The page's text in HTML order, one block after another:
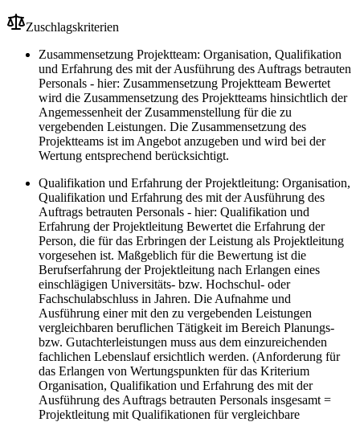
Zuschlagskriterien
Zusammensetzung Projektteam: Organisation, Qualifikation
und Erfahrung des mit der Ausführung des Auftrags betrauten
Personals - hier: Zusammensetzung Projektteam Bewertet
wird die Zusammensetzung des Projektteams hinsichtlich der
Angemessenheit der Zusammenstellung für die zu
vergebenden Leistungen. Die Zusammensetzung des
Projektteams ist im Angebot anzugeben und wird bei der
Wertung entsprechend berücksichtigt.
Qualifikation und Erfahrung der Projektleitung: Organisation,
Qualifikation und Erfahrung des mit der Ausführung des
Auftrags betrauten Personals - hier: Qualifikation und
Erfahrung der Projektleitung Bewertet die Erfahrung der
Person, die für das Erbringen der Leistung als Projektleitung
vorgesehen ist. Maßgeblich für die Bewertung ist die
Berufserfahrung der Projektleitung nach Erlangen eines
einschlägigen Universitäts- bzw. Hochschul- oder
Fachschulabschluss in Jahren. Die Aufnahme und
Ausführung einer mit den zu vergebenden Leistungen
vergleichbaren beruflichen Tätigkeit im Bereich Planungs-
bzw. Gutachterleistungen muss aus dem einzureichenden
fachlichen Lebenslauf ersichtlich werden. (Anforderung für
das Erlangen von Wertungspunkten für das Kriterium
Organisation, Qualifikation und Erfahrung des mit der
Ausführung des Auftrags betrauten Personals insgesamt =
Projektleitung mit Qualifikationen für vergleichbare